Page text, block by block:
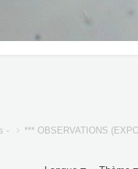
- *** OBSERVATIONS